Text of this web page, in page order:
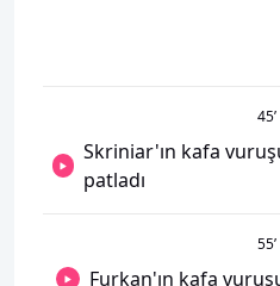
45’
Skriniar'ın kafa
patladı
55’
Furkan'ın kafa